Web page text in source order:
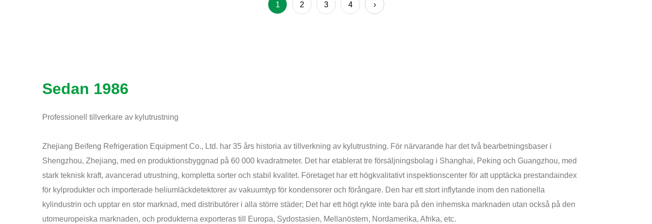
1 2 3 4 ›
Sedan 1986
Professionell tillverkare av kylutrustning
Zhejiang Beifeng Refrigeration Equipment Co., Ltd. har 35 års historia av tillverkning av kylutrustning. För närvarande har det två bearbetningsbaser i
Shengzhou, Zhejiang, med en produktionsbyggnad på 60 000 kvadratmeter. Det har etablerat tre försäljningsbolag i Shanghai, Peking och Guangzhou, med
stark teknisk kraft, avancerad utrustning, kompletta sorter och stabil kvalitet. Företaget har ett högkvalitativt inspektionscenter för att upptäcka prestandaindex
för kylprodukter och importerade heliumläckdetektorer av vakuumtyp för kondensorer och förångare. Den har ett stort inflytande inom den nationella
kylindustrin och upptar en stor marknad, med distributörer i alla större städer; Det har ett högt rykte inte bara på den inhemska marknaden utan också på den
utomeuropeiska marknaden, och produkterna exporteras till Europa, Sydostasien, Mellanöstern, Nordamerika, Afrika, etc.